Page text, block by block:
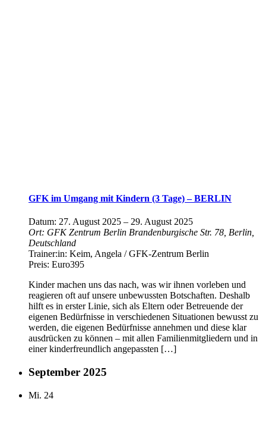
GFK im Umgang mit Kindern (3 Tage) – BERLIN
Datum: 27. August 2025 – 29. August 2025
Ort: GFK Zentrum Berlin Brandenburgische Str. 78, Berlin,
Deutschland
Trainer:in: Keim, Angela / GFK-Zentrum Berlin
Preis: Euro395
Kinder machen uns das nach, was wir ihnen vorleben und
reagieren oft auf unsere unbewussten Botschaften. Deshalb
hilft es in erster Linie, sich als Eltern oder Betreuende der
eigenen Bedürfnisse in verschiedenen Situationen bewusst zu
werden, die eigenen Bedürfnisse annehmen und diese klar
ausdrücken zu können – mit allen Familienmitgliedern und in
einer kinderfreundlich angepassten […]
September 2025
Mi. 24